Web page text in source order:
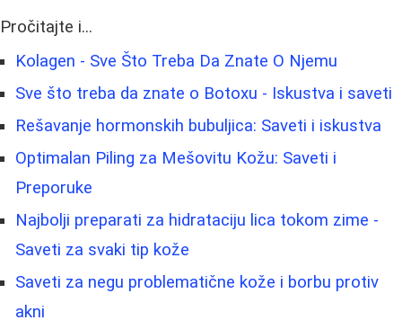
Pročitajte i...
Kolagen - Sve Što Treba Da Znate O Njemu
Sve što treba da znate o Botoxu - Iskustva i saveti
Rešavanje hormonskih bubuljica: Saveti i iskustva
Optimalan Piling za Mešovitu Kožu: Saveti i
Preporuke
Najbolji preparati za hidrataciju lica tokom zime -
Saveti za svaki tip kože
Saveti za negu problematične kože i borbu protiv
akni